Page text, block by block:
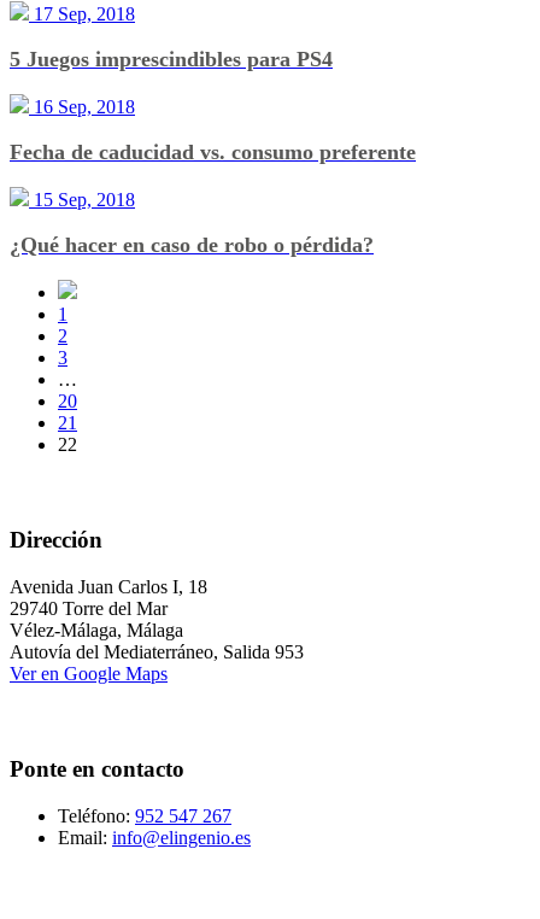
17 Sep, 2018
5 Juegos imprescindibles para PS4
16 Sep, 2018
Fecha de caducidad vs. consumo preferente
15 Sep, 2018
¿Qué hacer en caso de robo o pérdida?
1
2
3
…
20
21
22
Dirección
Avenida Juan Carlos I, 18
29740 Torre del Mar
Vélez-Málaga, Málaga
Autovía del Mediaterráneo, Salida 953
Ver en Google Maps
Ponte en contacto
Teléfono: 952 547 267
Email: info@elingenio.es